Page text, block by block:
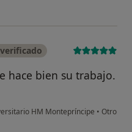
hace bien su trabajo.
HM Montepríncipe • Otro